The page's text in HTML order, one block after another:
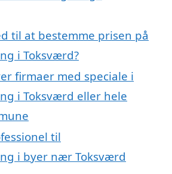
til at bestemme prisen på
i Toksværd?
firmaer med speciale i
i Toksværd eller hele
til
i byer nær Toksværd